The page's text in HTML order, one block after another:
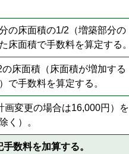
の床面積の1/2（増築部分の
床面積で手数料を算定する。
床面積（床面積が増加する
で手数料を算定する。
変更の場合は16,000円）を
く）。
数料を加算する。